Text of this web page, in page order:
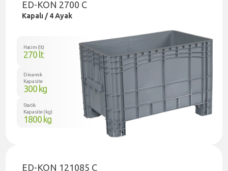
ED-KON 2700 C
Kapalı / 4 Ayak
Hacim (lt)
270 lt
Dinamik
Kapasite
300 kg
Statik
Kapasite (kg)
1800 kg
ED-KON 121085 C